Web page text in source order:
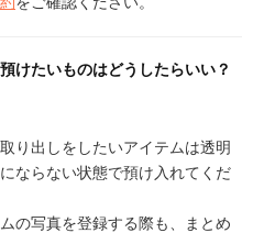
けたいものはどうしたらいい？
り出しをしたいアイテムは透明
ならない状態で預け入れてくだ
の写真を登録する際も、まとめ